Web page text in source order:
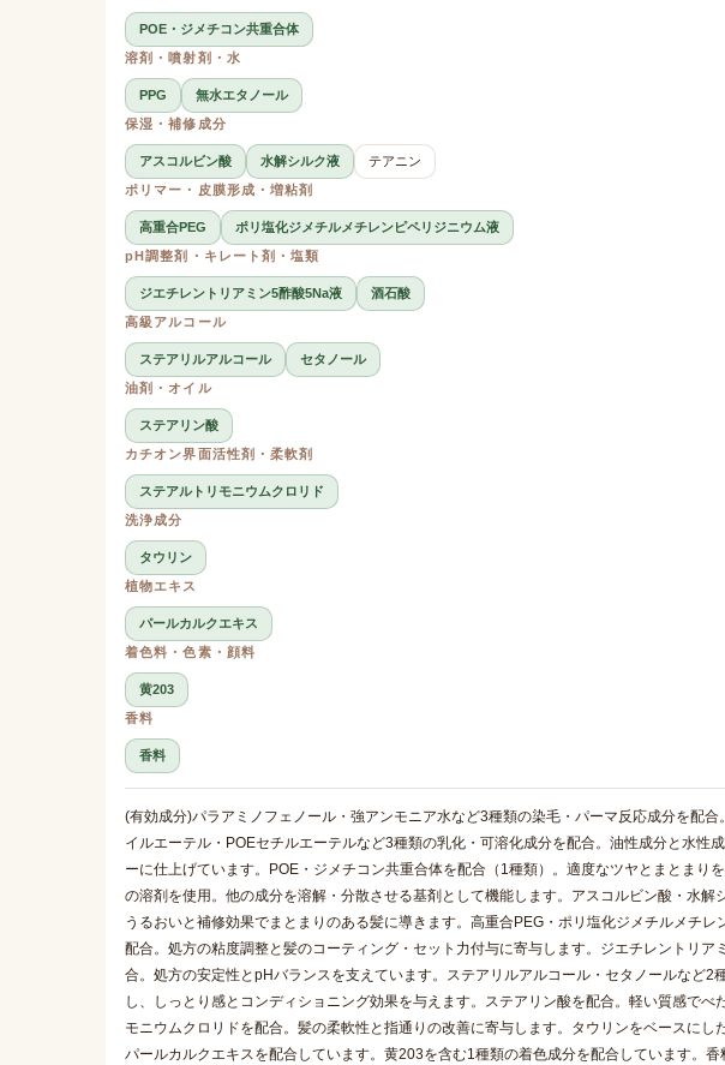
POE・ジメチコン共重合体
溶剤・噴射剤・水
PPG
無水エタノール
保湿・補修成分
アスコルビン酸 水解シルク液
テアニン
ポリマー・皮膜形成・増粘剤
高重合PEG
ポリ塩化ジメチルメチレンピペリジニウム液
pH調整剤・キレート剤・塩類
ジエチレントリアミン5酢酸5Na液
酒石酸
高級アルコール
ステアリルアルコール
セタノール
油剤・オイル
ステアリン酸
カチオン界面活性剤・柔軟剤
ステアルトリモニウムクロリド
洗浄成分
タウリン
植物エキス
パールカルクエキス
着色料・色素・顔料
黄203
香料
香料
(有効成分)パラアミノフェノール・強アンモニア水など3種類の染毛・パーマ反応成分を配
イルエーテル・POEセチルエーテルなど3種類の乳化・可溶化成分を配合。油性成分と水性
ーに仕上げています。POE・ジメチコン共重合体を配合（1種類）。適度なツヤとまとまり
の溶剤を使用。他の成分を溶解・分散させる基剤として機能します。アスコルビン酸・水
うるおいと補修効果でまとまりのある髪に導きます。高重合PEG・ポリ塩化ジメチルメチ
配合。処方の粘度調整と髪のコーティング・セット力付与に寄与します。ジエチレントリ
合。処方の安定性とpHバランスを支えています。ステアリルアルコール・セタノールなど2
し、しっとり感とコンディショニング効果を与えます。ステアリン酸を配合。軽い質感でべ
モニウムクロリドを配合。髪の柔軟性と指通りの改善に寄与します。タウリンをベースにし
パールカルクエキスを配合しています。黄203を含む1種類の着色成分を配合しています。香